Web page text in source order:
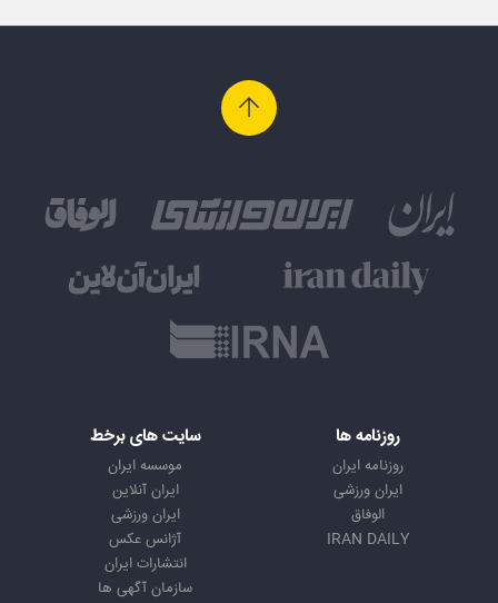
روزنامه ها
روزنامه ایران
ایران ورزشی
الوفاق
IRAN DAILY
سایت های برخط
موسسه ایران
ایران آنلاین
ایران ورزشی
آژانس عکس
انتشارات ایران
سازمان آگهی ها